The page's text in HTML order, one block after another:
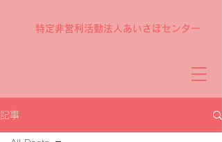
特定非営利活動法人あいさぽセンター
記事